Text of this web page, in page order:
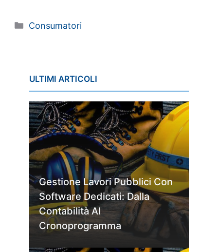
Categorie
Consumatori
ULTIMI ARTICOLI
Gestione Lavori Pubblici Con
Software Dedicati: Dalla
Contabilità Al
Cronoprogramma